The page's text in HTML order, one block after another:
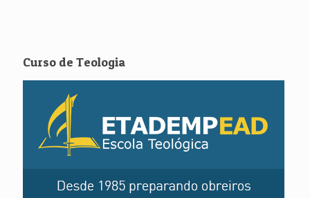
Curso de Teologia